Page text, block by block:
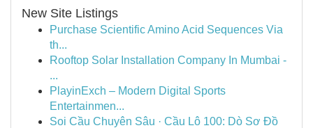
New Site Listings
Purchase Scientific Amino Acid Sequences Via
th...
Rooftop Solar Installation Company In Mumbai -
...
PlayinExch – Modern Digital Sports
Entertainmen...
Soi Cầu Chuyên Sâu · Cầu Lô 100: Dò Sơ Đồ